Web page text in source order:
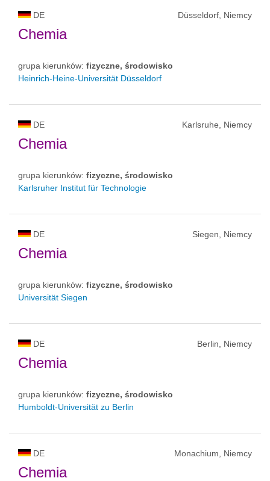
DE Düsseldorf, Niemcy
Chemia
grupa kierunków: fizyczne, środowisko
Heinrich-Heine-Universität Düsseldorf
DE Karlsruhe, Niemcy
Chemia
grupa kierunków: fizyczne, środowisko
Karlsruher Institut für Technologie
DE Siegen, Niemcy
Chemia
grupa kierunków: fizyczne, środowisko
Universität Siegen
DE Berlin, Niemcy
Chemia
grupa kierunków: fizyczne, środowisko
Humboldt-Universität zu Berlin
DE Monachium, Niemcy
Chemia